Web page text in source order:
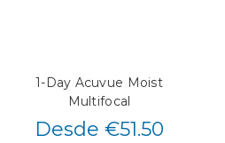
1-Day Acuvue Moist
Multifocal
Desde €51.50